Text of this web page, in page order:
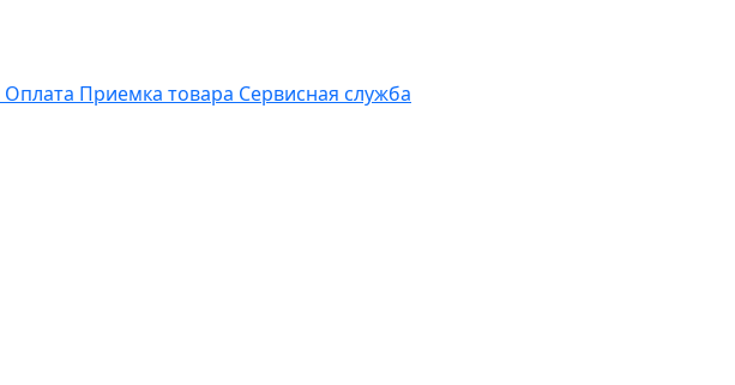
Оплата Приемка товара Сервисная служба